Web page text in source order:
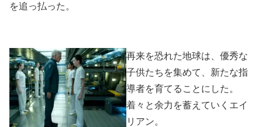
を追っ払った。
再来を恐れた地球は、優秀な
子供たちを集めて、新たな指
導者を育てることにした。
着々と余力を蓄えていくエイ
リアン。